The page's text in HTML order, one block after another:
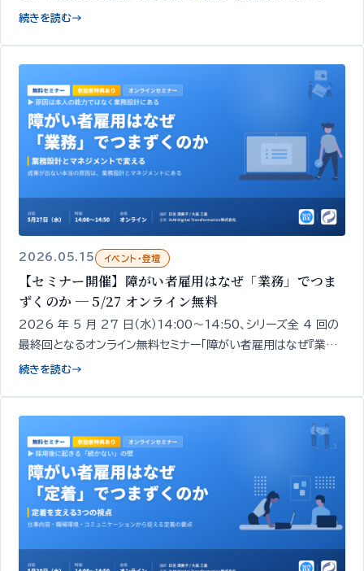
けでは進まない領域だからこそ、進め方の全体像と「最初の一手」
続きを読む→
2026.05.15 イベント・登壇
【セミナー開催】障がい者雇用はなぜ「業務」でつま
ずくのか ─ 5/27 オンライン無料
2026 年 5 月 27 日（水）14:00〜14:50、シリーズ全 4 回の
最終回となるオンライン無料セミナー「障がい者雇用はなぜ『業務』
でつまずくのか」を開催します。採用・定着の次にくる「業務での戦
続きを読む→